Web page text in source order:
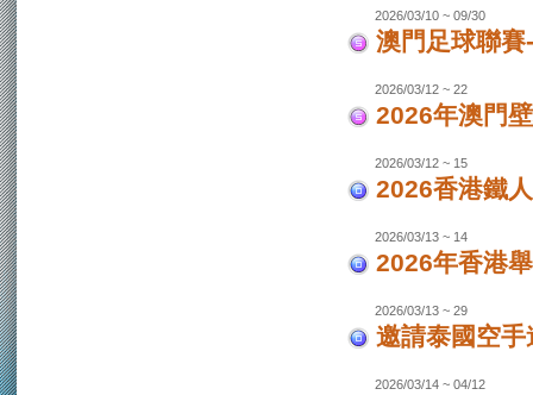
2026/03/10 ~ 09/30
澳門足球聯
2026/03/12 ~ 22
2026年澳門
2026/03/12 ~ 15
2026香港鐵
2026/03/13 ~ 14
2026年香港
2026/03/13 ~ 29
邀請泰國空
2026/03/14 ~ 04/12